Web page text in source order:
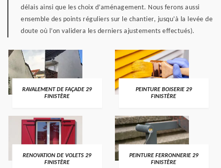
délais ainsi que les choix d’aménagement. Nous ferons aussi
ensemble des points réguliers sur le chantier, jusqu’à la levée de
doute où l’on validera les derniers ajustements effectués).
RAVALEMENT DE FAÇADE 29
FINISTÈRE
PEINTURE BOISERIE 29
FINISTÈRE
RENOVATION DE VOLETS 29
FINISTÈRE
PEINTURE FERRONNERIE 29
FINISTÈRE